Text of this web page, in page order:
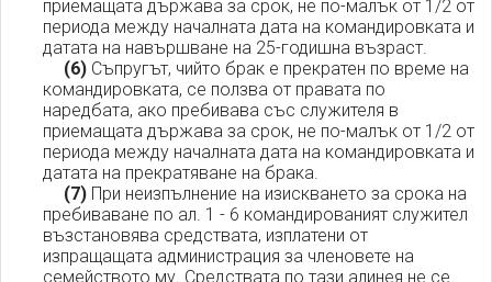
приемащата държава за срок, не по-малък от 1/2 от
периода между началната дата на командировката и
датата на навършване на 25-годишна възраст.
(6) Съпругът, чийто брак е прекратен по време на
командировката, се ползва от правата по
наредбата, ако пребивава със служителя в
приемащата държава за срок, не по-малък от 1/2 от
периода между началната дата на командировката и
датата на прекратяване на брака.
(7) При неизпълнение на изискването за срока на
пребиваване по ал. 1 - 6 командированият служител
възстановява средствата, изплатени от
изпращащата администрация за членовете на
семейството му. Средствата по тази алинея не се